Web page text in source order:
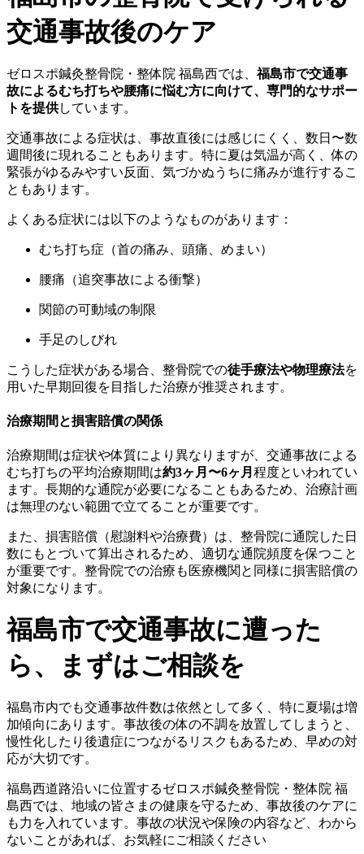
交通事故後のケア
ゼロスポ鍼灸整骨院・整体院 福島西では、福島市で交通事
故によるむち打ちや腰痛に悩む方に向けて、専門的なサポー
トを提供しています。
交通事故による症状は、事故直後には感じにくく、数日〜数
週間後に現れることもあります。特に夏は気温が高く、体の
緊張がゆるみやすい反面、気づかぬうちに痛みが進行するこ
ともあります。
よくある症状には以下のようなものがあります：
むち打ち症（首の痛み、頭痛、めまい）
腰痛（追突事故による衝撃）
関節の可動域の制限
手足のしびれ
こうした症状がある場合、整骨院での徒手療法や物理療法を
用いた早期回復を目指した治療が推奨されます。
治療期間と損害賠償の関係
治療期間は症状や体質により異なりますが、交通事故による
むち打ちの平均治療期間は約3ヶ月〜6ヶ月 程度といわれてい
ます。長期的な通院が必要になることもあるため、治療計画
は無理のない範囲で立てることが重要です。
また、損害賠償（慰謝料や治療費）は、整骨院に通院した日
数にもとづいて算出されるため、適切な通院頻度を保つこと
が重要です。整骨院での治療も医療機関と同様に損害賠償の
対象になります。
福島市で交通事故に遭った
ら、まずはご相談を
福島市内でも交通事故件数は依然として多く、特に夏場は増
加傾向にあります。事故後の体の不調を放置してしまうと、
慢性化したり後遺症につながるリスクもあるため、早めの対
応が大切です。
福島西道路沿いに位置するゼロスポ鍼灸整骨院・整体院 福
島西では、地域の皆さまの健康を守るため、事故後のケアに
も力を入れています。事故の状況や保険の内容など、わから
ないことがあれば、お気軽にご相談ください